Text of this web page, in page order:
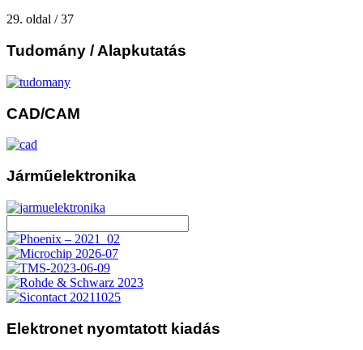
29. oldal / 37
Tudomány / Alapkutatás
CAD/CAM
Járműelektronika
Elektronet nyomtatott kiadás